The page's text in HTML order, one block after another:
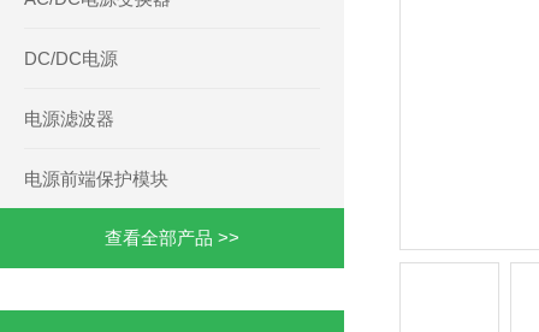
DC/DC电源
电源滤波器
电源前端保护模块
查看全部产品 >>